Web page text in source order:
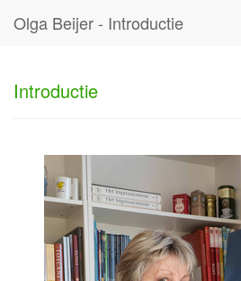
Olga Beijer - Introductie
Introductie